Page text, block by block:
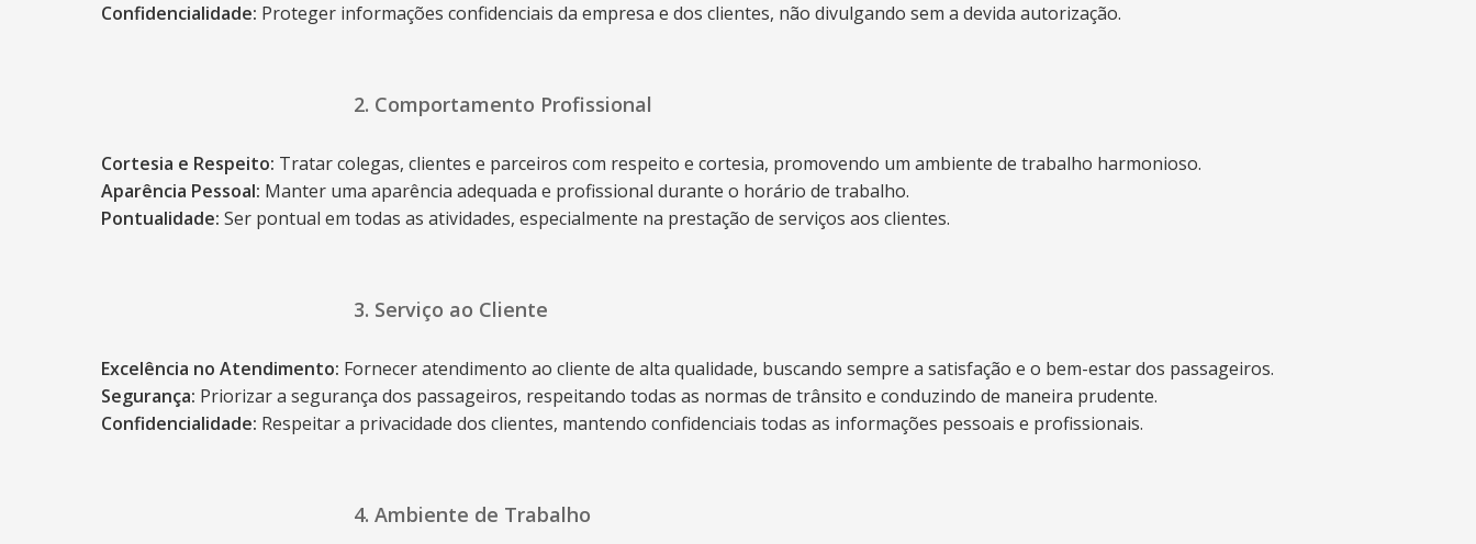
Confidencialidade: Proteger informações confidenciais da empresa e dos clientes, não divulgando sem a devida autorização.
2. Comportamento Profissional
Cortesia e Respeito: Tratar colegas, clientes e parceiros com respeito e cortesia, promovendo um ambiente de trabalho harmonioso.
Aparência Pessoal: Manter uma aparência adequada e profissional durante o horário de trabalho.
Pontualidade: Ser pontual em todas as atividades, especialmente na prestação de serviços aos clientes.
3. Serviço ao Cliente
Excelência no Atendimento: Fornecer atendimento ao cliente de alta qualidade, buscando sempre a satisfação e o bem-estar dos passageiros.
Segurança: Priorizar a segurança dos passageiros, respeitando todas as normas de trânsito e conduzindo de maneira prudente.
Confidencialidade: Respeitar a privacidade dos clientes, mantendo confidenciais todas as informações pessoais e profissionais.
4. Ambiente de Trabalho